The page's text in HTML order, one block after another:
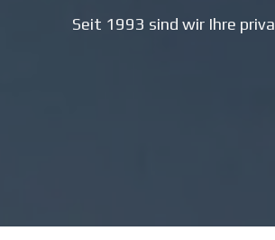
Seit 1993 sind wir Ihre